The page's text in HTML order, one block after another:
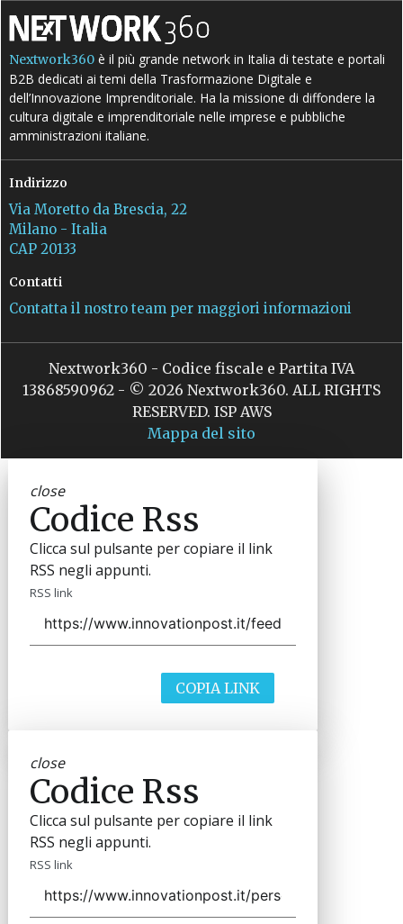
Nextwork360 è il più grande network in Italia di testate e portali
B2B dedicati ai temi della Trasformazione Digitale e
dell’Innovazione Imprenditoriale. Ha la missione di diffondere la
cultura digitale e imprenditoriale nelle imprese e pubbliche
amministrazioni italiane.
Indirizzo
Via Moretto da Brescia, 22
Milano - Italia
CAP 20133
Contatti
Contatta il nostro team per maggiori informazioni
Nextwork360 - Codice fiscale e Partita IVA
13868590962 - © 2026 Nextwork360. ALL RIGHTS
RESERVED. ISP AWS
Mappa del sito
close
Codice Rss
Clicca sul pulsante per copiare il link
RSS negli appunti.
RSS link
COPIA LINK
close
Codice Rss
Clicca sul pulsante per copiare il link
RSS negli appunti.
RSS link